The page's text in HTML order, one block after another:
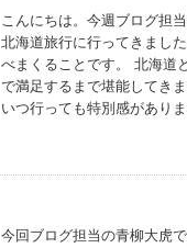
こんにちは。今週ブログ担
北海道旅行に行ってきまし
べまくることです。 北海道
で満足するまで堪能してき
いつ行っても特別感があり
今回ブログ担当の青柳大虎